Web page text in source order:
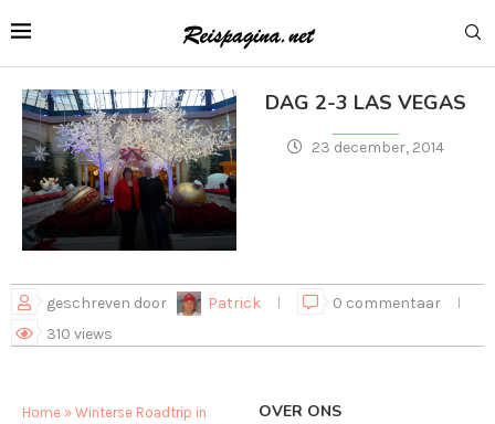
DAG 2-3 LAS VEGAS
23 december, 2014
geschreven door Patrick
0 commentaar
310 views
Home » Winterse Roadtrip in
OVER ONS